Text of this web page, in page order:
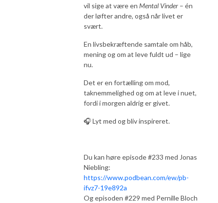
vil sige at være en Mental Vinder – én
der løfter andre, også når livet er
svært.
En livsbekræftende samtale om håb,
mening og om at leve fuldt ud – lige
nu.
Det er en fortælling om mod,
taknemmelighed og om at leve i nuet,
fordi i morgen aldrig er givet.
🎧 Lyt med og bliv inspireret.
Du kan høre episode #233 med Jonas
Niebling:
https://www.podbean.com/ew/pb-
ifvz7-19e892a
Og episoden #229 med Pernille Bloch